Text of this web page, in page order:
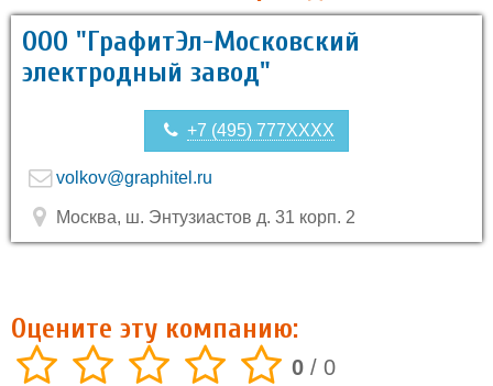
ООО "ГрафитЭл-Московский
электродный завод"
+7 (495) 777XXXX
volkov@graphitel.ru
Москва, ш. Энтузиастов д. 31 корп. 2
Оцените эту компанию:
0 / 0